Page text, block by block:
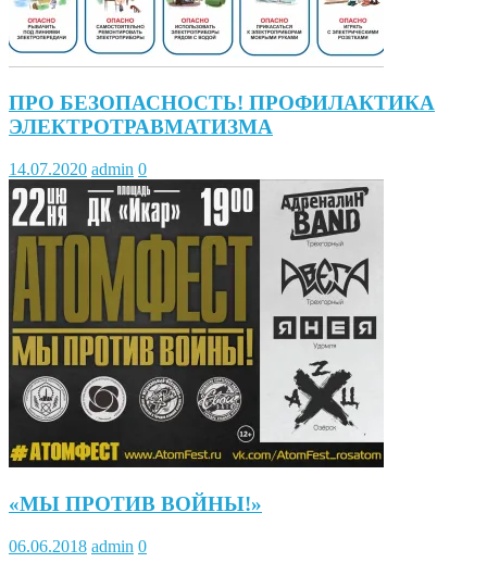
ПРО БЕЗОПАСНОСТЬ! ПРОФИЛАКТИКА
ЭЛЕКТРОТРАВМАТИЗМА
14.07.2020 admin 0
«МЫ ПРОТИВ ВОЙНЫ!»
06.06.2018 admin 0